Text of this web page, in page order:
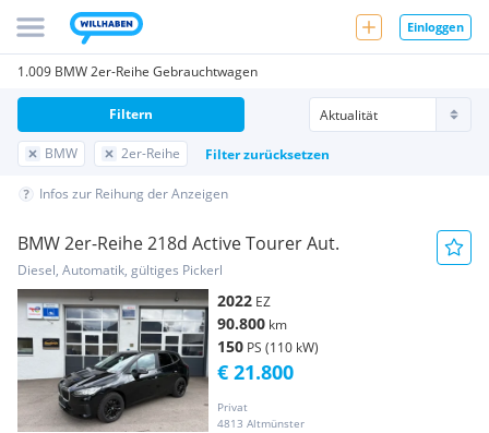
Einloggen
1.009 BMW 2er-Reihe Gebrauchtwagen
BMW 2er-Reihe Filter zurücksetzen
Filtern
Infos zur Reihung der Anzeigen
BMW 2er-Reihe 218d Active Tourer Aut.
Diesel, Automatik, gültiges Pickerl
2022 EZ
90.800 km
150 PS (110 kW)
Privat
4813 Altmünster
€ 21.800